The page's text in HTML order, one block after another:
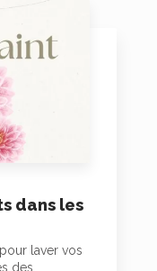
dans les
laver vos
des